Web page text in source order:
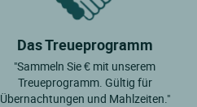
Das Treueprogramm
"Sammeln Sie € mit unserem
Treueprogramm. Gültig für
Übernachtungen und Mahlzeiten."